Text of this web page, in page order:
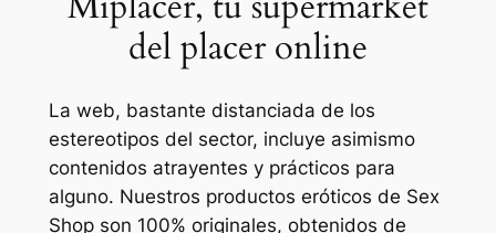
del placer online
La web, bastante distanciada de los
estereotipos del sector, incluye asimismo
contenidos atrayentes y prácticos para
alguno. Nuestros productos eróticos de Sex
Shop son 100% originales, obtenidos de